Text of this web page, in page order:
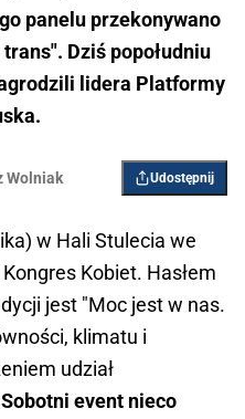
panelu przekonywano
Dziś popołudniu
lidera Platformy
Wolniak Udostępnij
w Hali Stulecia we
Kobiet. Hasłem
jest "Moc jest w nas.
klimatu i
udział
Sobotni event nieco